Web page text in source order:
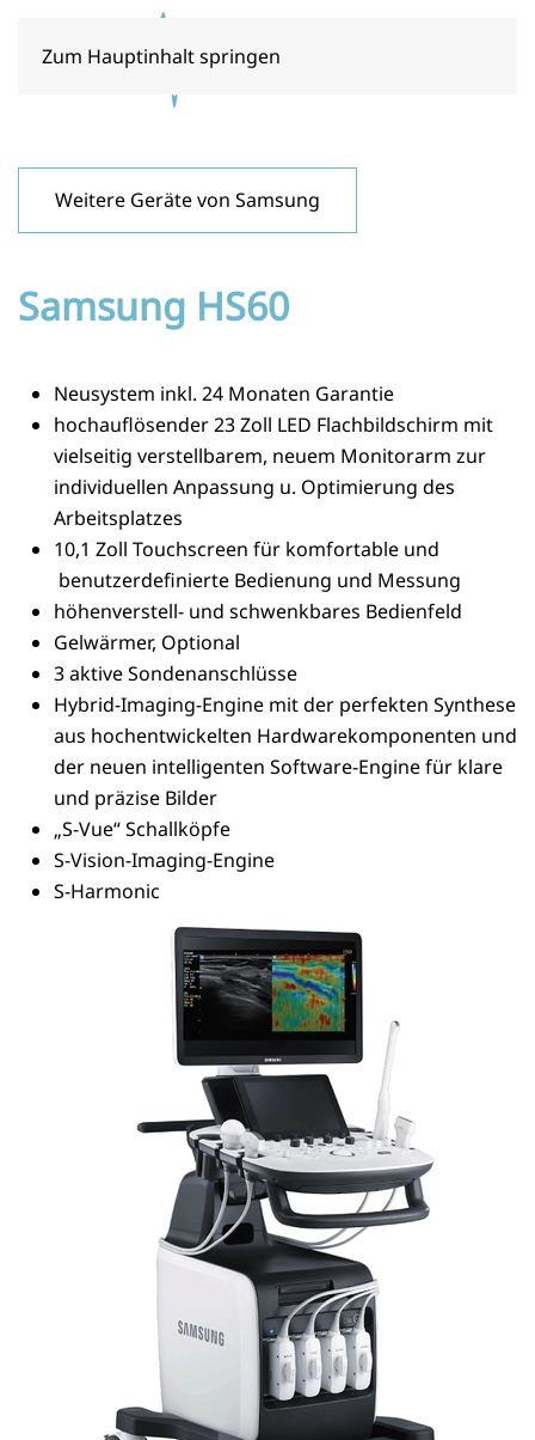
Zum Hauptinhalt springen
Weitere Geräte von Samsung
Samsung HS60
Neusystem inkl. 24 Monaten Garantie
hochauflösender 23 Zoll LED Flachbildschirm mit
vielseitig verstellbarem, neuem Monitorarm zur
individuellen Anpassung u. Optimierung des
Arbeitsplatzes
10,1 Zoll Touchscreen für komfortable und
benutzerdefinierte Bedienung und Messung
höhenverstell- und schwenkbares Bedienfeld
Gelwärmer, Optional
3 aktive Sondenanschlüsse
Hybrid-Imaging-Engine mit der perfekten Synthese
aus hochentwickelten Hardwarekomponenten und
der neuen intelligenten Software-Engine für klare
und präzise Bilder
„S-Vue“ Schallköpfe
S-Vision-Imaging-Engine
S-Harmonic